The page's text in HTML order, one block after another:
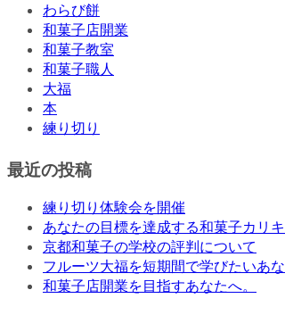
わらび餅
和菓子店開業
和菓子教室
和菓子職人
大福
本
練り切り
最近の投稿
練り切り体験会を開催
あなたの目標を達成する和菓子カリ
京都和菓子の学校の評判について
フルーツ大福を短期間で学びたいあな
和菓子店開業を目指すあなたへ。